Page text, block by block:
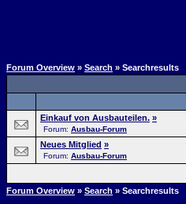
Forum Overview » Search » Searchresults
Einkauf von Ausbauteilen. »
Forum: Ausbau-Forum
Neues Mitglied »
Forum: Ausbau-Forum
Forum Overview » Search » Searchresults